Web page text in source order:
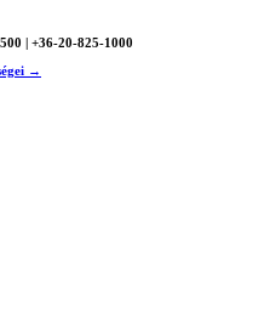
| +36-20-825-1000
→